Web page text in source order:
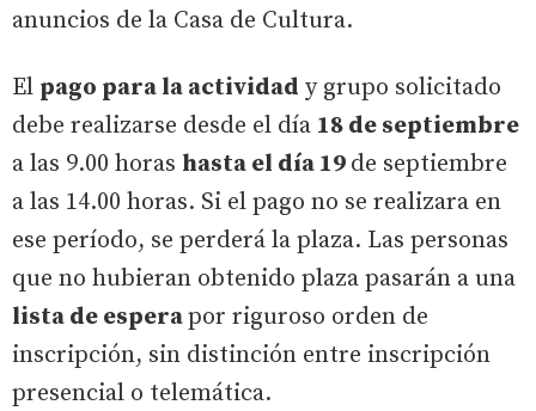
anuncios de la Casa de Cultura.
El pago para la actividad y grupo solicitado
debe realizarse desde el día 18 de septiembre
a las 9.00 horas hasta el día 19 de septiembre
a las 14.00 horas. Si el pago no se realizara en
ese período, se perderá la plaza. Las personas
que no hubieran obtenido plaza pasarán a una
lista de esperapor riguroso orden de
inscripción, sin distinción entre inscripción
presencial o telemática.